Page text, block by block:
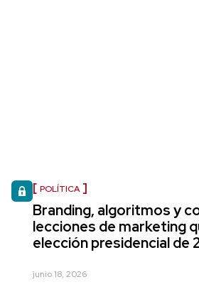
POLÍTICA
Branding, algoritmos y
lecciones de marketing
elección presidencial de
junio 18, 2026